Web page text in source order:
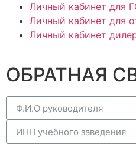
Личный кабинет для
Личный кабинет для
Личный кабинет
ОБРАТНАЯ